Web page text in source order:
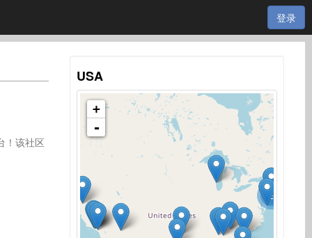
登录
！该社区
USA
2
+
-